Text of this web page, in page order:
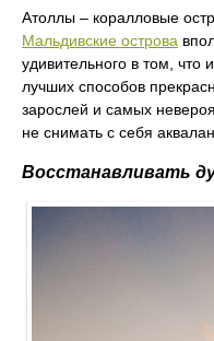
Атоллы – коралловые
Мальдивские острова
удивительного в том, что
лучших способов
зарослей и самых
не снимать с себя
Восстанавливать